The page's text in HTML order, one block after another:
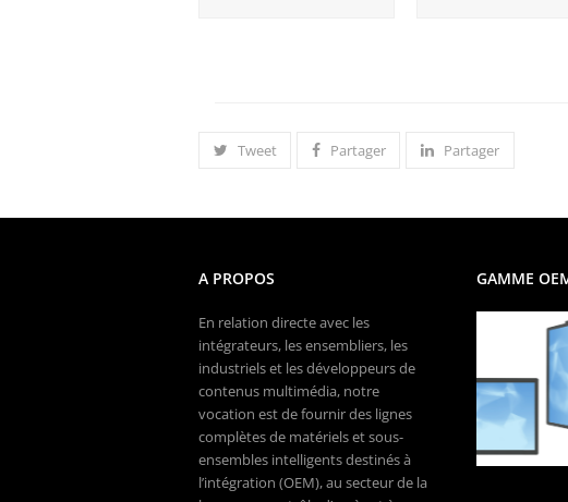
Tweet Partager Partager
A PROPOS
En relation directe avec les
intégrateurs, les ensembliers, les
industriels et les développeurs de
contenus multimédia, notre
vocation est de fournir des lignes
complètes de matériels et sous-
ensembles intelligents destinés à
l’intégration (OEM), au secteur de la
GAMME